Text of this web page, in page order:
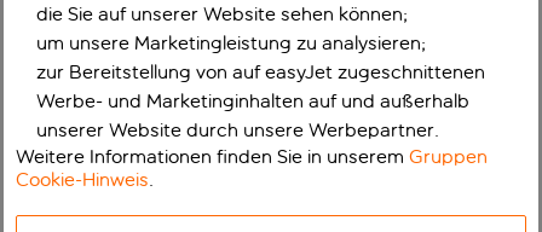
die Sie auf unserer Website sehen können;
um unsere Marketingleistung zu analysieren;
zur Bereitstellung von auf easyJet zugeschnittenen
Werbe- und Marketinginhalten auf und außerhalb
unserer Website durch unsere Werbepartner.
Weitere Informationen finden Sie in unseremGruppen
Cookie-Hinweis.